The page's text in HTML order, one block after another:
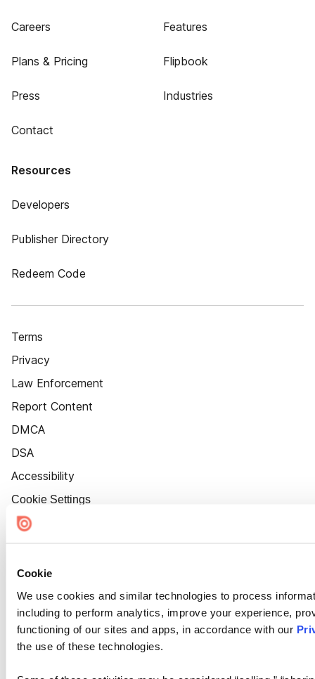
Cookie
We use cookies and similar technologies to process
including to perform analytics, improve your experience,
functioning of our sites and apps, in accordance with our
the use of these technologies.
Careers
Plans & Pricing
Press
Contact
Features
Flipbook
Industries
Resources
Developers
Publisher Directory
Redeem Code
Terms
Privacy
Law Enforcement
Report Content
DMCA
DSA
Accessibility
Cookie Settings